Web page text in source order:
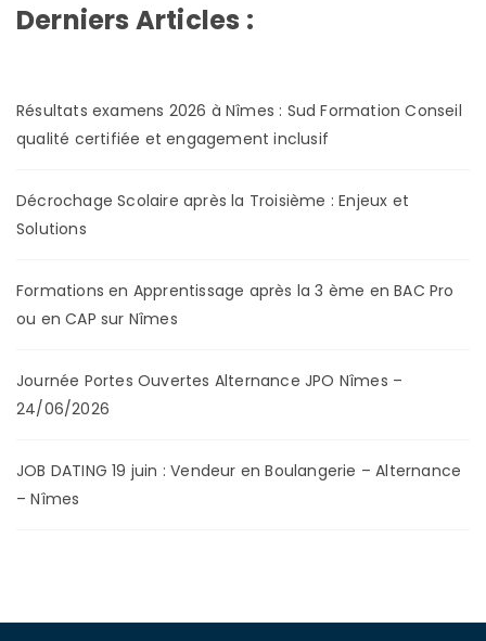
Derniers Articles :
Résultats examens 2026 à Nîmes : Sud Formation Conseil
qualité certifiée et engagement inclusif
Décrochage Scolaire après la Troisième : Enjeux et
Solutions
Formations en Apprentissage après la 3 ème en BAC Pro
ou en CAP sur Nîmes
Journée Portes Ouvertes Alternance JPO Nîmes –
24/06/2026
JOB DATING 19 juin : Vendeur en Boulangerie – Alternance
– Nîmes